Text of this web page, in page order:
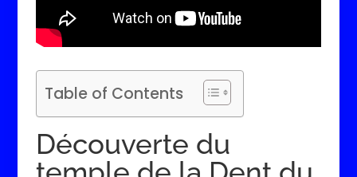
Table of Contents
Découverte du